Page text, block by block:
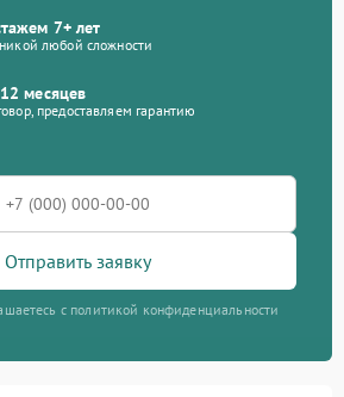
7+ лет
любой сложности
месяцев
предоставляем гарантию
Отправить заявку
с политикой конфиденциальности